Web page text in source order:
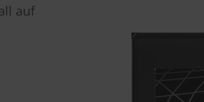
auf